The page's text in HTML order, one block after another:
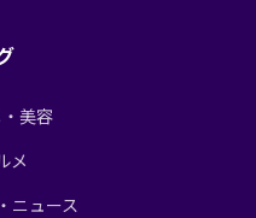
美容
メ
ニュース